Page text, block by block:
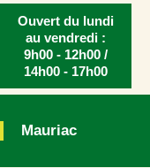
contenu
Ouvert du lundi
au vendredi :
9h00 - 12h00 /
14h00 - 17h00
Mauriac